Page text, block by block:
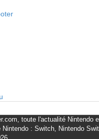
toute l'actualité Nintendo
Nintendo : Switch, Nintendo